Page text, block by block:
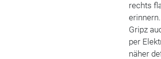
rechts
Gripz
per
näher